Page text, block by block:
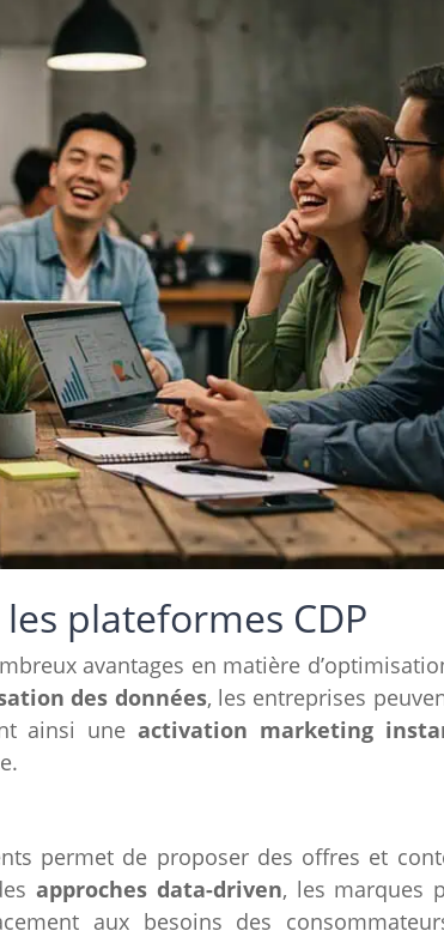
plateformes CDP
avantages en matière
des données, les entreprises
ainsi uneactivation marketing
permet de proposer des offres et
approches data-driven, les marques
aux besoins des